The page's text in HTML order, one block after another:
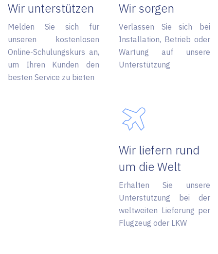
Wir unterstützen
Melden Sie sich für
unseren kostenlosen
Online-Schulungskurs an,
um Ihren Kunden den
besten Service zu bieten
Wir sorgen
Verlassen Sie sich bei
Installation, Betrieb oder
Wartung auf unsere
Unterstützung
Wir liefern rund
um die Welt
Erhalten Sie unsere
Unterstützung bei der
weltweiten Lieferung per
Flugzeug oder LKW